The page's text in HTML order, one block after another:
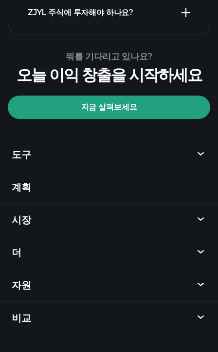
Playtrade Tournaments
추천된 중개인
ZJYL 주식에 투자해야 하나요?
Playtrade Tournaments
자 포트폴리오
뭐를 기다리고 있나요?
오늘 이익 창출을 시작하세요
지금 살펴보세요
도구
발견
차트
뉴스
학습 허브
메신저
계획
시장
개요
외환
지수
더
제휴사가 되다
회사
자원
도움말 센터
비교